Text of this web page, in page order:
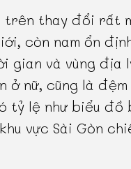
trên thay đổi rất
còn nam ổn
gian và vùng địa
ở nữ, cũng là
tỷ lệ như biểu đồ
vực Sài Gòn